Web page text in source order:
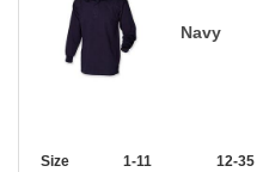
Navy
Size 1-11 12-35